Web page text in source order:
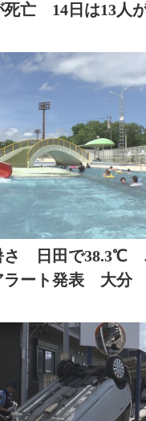
亡 14日は13人
さ 日田で38.3℃
ラート発表 大分